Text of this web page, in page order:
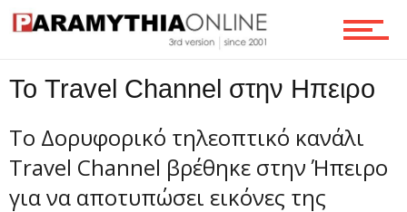
Τεχνολογία
Ροή
Επικοινωνία
Το Travel Channel στην Ηπειρο
Το Δορυφορικό τηλεοπτικό κανάλι
Travel Channel βρέθηκε στην Ήπειρο
για να αποτυπώσει εικόνες της